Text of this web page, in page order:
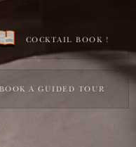
COCKTAIL BOOK !
BOOK A GUIDED TOUR